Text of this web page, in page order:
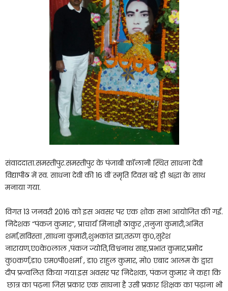
संवाददाता.समस्तीपुर.समस्तीपुर के पंजाबी कॉलानी स्थित साधना देवी
विद्यापीठ में स्व. साधना देवी की 16 वीं स्मृति दिवस बड़े ही श्रद्धा के साथ
मनाया गया.
विगत 13 जनवरी 2016 को इस अवसर पर एक शोक सभा आयोजित की गई.
निदेशक “पंकज कुमार”, प्राचार्य मिनाक्षी ठाकुर ,तनुजा कुमारी,अमित
शर्मा,सविस्ता ,साधना कुमारी,शुभकांत झा,तरुण कु०,सुरेश
नारायण,ए०के०लाल ,पंकज ज्योति,विश्वनाथ साह,प्रभात कुमार,प्रमोद
कु०कर्ण,डा० एम०पी०शर्मा , डा० राहुल कुमार, मो० एबाद आलम के द्वारा
दीप प्रज्वलित किया गया.इस अवसर पर निदेशक, पंकज कुमार ने कहा कि
छात्र का पढ़ना जिस प्रकार एक साघना है उसी प्रकार शिक्षक का पढ़ाना भी